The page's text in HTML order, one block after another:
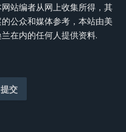
站编者从网上收集所得，其
公众和媒体参考，本站由美
在内的任何人提供资料.